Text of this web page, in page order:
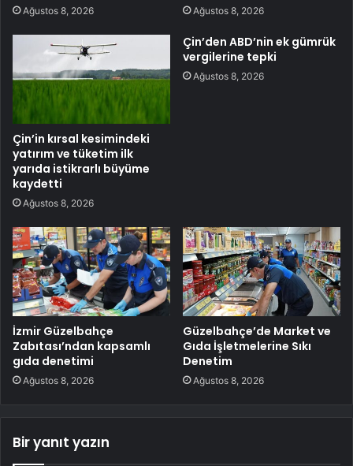
Ağustos 8, 2026 Ağustos 8, 2026
Çin’in kırsal kesimindeki
yatırım ve tüketim ilk
yarıda istikrarlı büyüme
kaydetti
Ağustos 8, 2026
Çin’den ABD’nin ek gümrük
vergilerine tepki
Ağustos 8, 2026
İzmir Güzelbahçe
Zabıtası’ndan kapsamlı
gıda denetimi
Ağustos 8, 2026
Güzelbahçe’de Market ve
Gıda İşletmelerine Sıkı
Denetim
Ağustos 8, 2026
Bir yanıt yazın